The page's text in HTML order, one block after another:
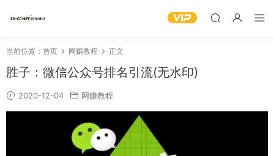
当前位置： 首页 网赚教程 正文
胜子：微信公众号排名引流(无水印)
2020-12-04 网赚教程